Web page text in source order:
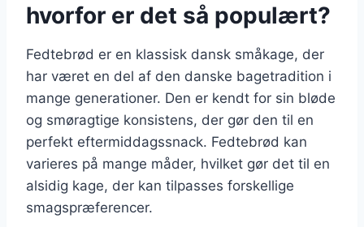
hvorfor er det så populært?
Fedtebrød er en klassisk dansk småkage, der
har været en del af den danske bagetradition i
mange generationer. Den er kendt for sin bløde
og smøragtige konsistens, der gør den til en
perfekt eftermiddagssnack. Fedtebrød kan
varieres på mange måder, hvilket gør det til en
alsidig kage, der kan tilpasses forskellige
smagspræferencer.